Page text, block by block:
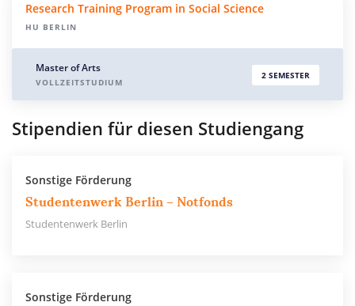
Research Training Program in Social Science
HU BERLIN
Master of Arts
VOLLZEITSTUDIUM
2 SEMESTER
Stipendien für diesen Studiengang
Sonstige Förderung
Studentenwerk Berlin – Notfonds
Studentenwerk Berlin
Sonstige Förderung